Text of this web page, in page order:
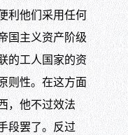
利他们采用任何
国主义资产阶级
的工人国家的资
则性。在这方面
，他不过效法
段罢了。反过